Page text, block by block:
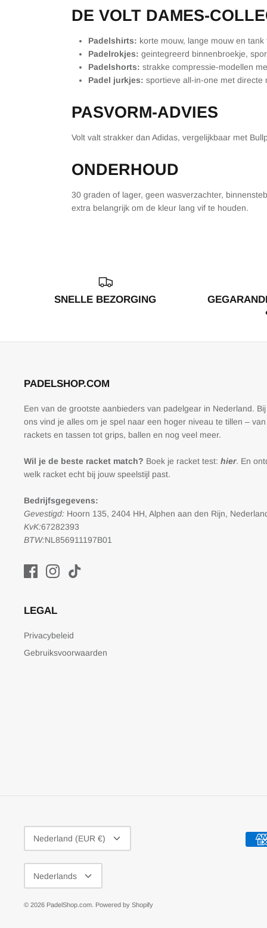
DE VOLT DAMES-
Padelshirts: korte mouw, lange mouw en
Padelrokjes: geintegreerd binnenbroekje,
Padelshorts: strakke compressie-modellen
Padel jurkjes: sportieve all-in-one met directe
PASVORM-ADVIES
Volt valt strakker dan Adidas, vergelijkbaar met
ONDERHOUD
30 graden of lager, geen wasverzachter,
extra belangrijk om de kleur lang vif te houden.
SNELLE BEZORGING
PADELSHOP.COM
Een van de grootste aanbieders van padelgear in Nederland. Bij
ons vind je alles om je spel naar een hoger niveau te tillen – van
rackets en tassen tot grips, ballen en nog veel meer.
Wil je de beste racket match? Boek je racket test: hier. En
welk racket echt bij jouw speelstijl past.
Bedrijfsgegevens:
Gevestigd: Hoorn 135, 2404 HH, Alphen aan den Rijn,
KvK:67282393
BTW:NL856911197B01
LEGAL
Privacybeleid
Gebruiksvoorwaarden
VALUTA
Nederland (EUR €)
TAAL
Nederlands
© 2026 PadelShop.com. Powered by Shopify